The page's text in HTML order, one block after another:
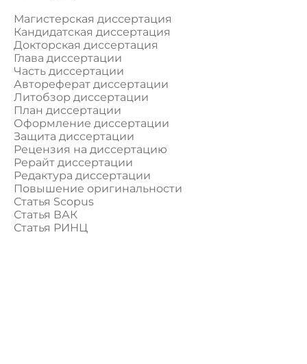
Магистерская диссертация
Кандидатская диссертация
Докторская диссертация
Глава диссертации
Часть диссертации
Автореферат диссертации
Литобзор диссертации
План диссертации
Оформление диссертации
Защита диссертации
Рецензия на диссертацию
Рерайт диссертации
Редактура диссертации
Повышение оригинальности
Статья Scopus
Статья ВАК
Статья РИНЦ